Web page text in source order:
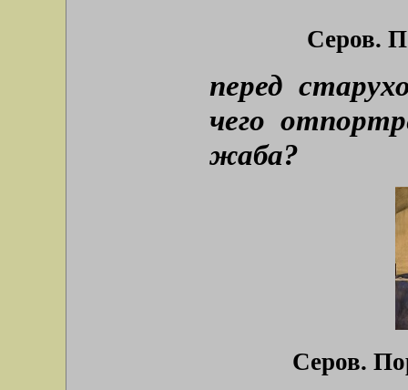
Серов.
перед
чего
жаба?
Серов.